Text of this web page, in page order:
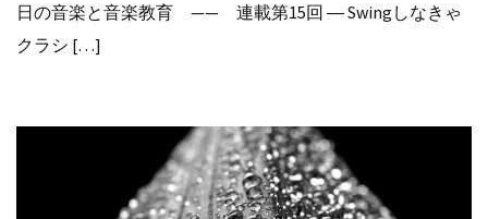
日の音楽と音楽教育 —— 連載第15回 ― Swingしなきゃ
クラシ […]